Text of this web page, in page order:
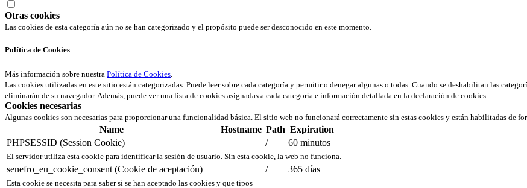
Otras cookies
Las cookies de esta categoría aún no se han categorizado y el propósito puede ser desconocido en este momento.
Política de Cookies
Más información sobre nuestra Política de Cookies.
Las cookies utilizadas en este sitio están categorizadas. Puede leer sobre cada categoría y permitir o denegar algunas o todas. Cuando se deshabilitan las
eliminarán de su navegador. Además, puede ver una lista de cookies asignadas a cada categoría e información detallada en la declaración de cookies.
Cookies necesarias
Algunas cookies son necesarias para proporcionar una funcionalidad básica. El sitio web no funcionará correctamente sin estas cookies y están habilitadas de
Name Hostname Path Expiration
PHPSESSID (Session Cookie)
/ 60 minutos
El servidor utiliza esta cookie para identificar la sesión de usuario. Sin esta cookie, la web no funciona.
senefro_eu_cookie_consent (Cookie de aceptación) / 365 días
Esta cookie se necesita para saber si se han aceptado las cookies y que tipos